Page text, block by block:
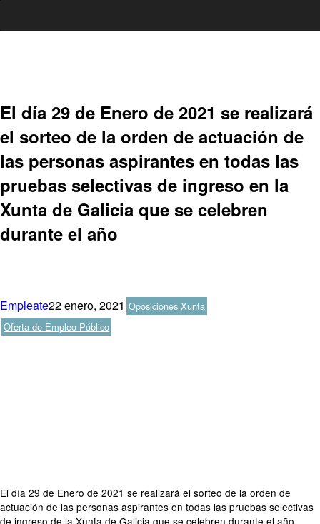
contenido
El día 29 de Enero de 2021 se realizará
el sorteo de la orden de actuación de
las personas aspirantes en todas las
pruebas selectivas de ingreso en la
Xunta de Galicia que se celebren
durante el año
Autor
EmpleatePublicado
el
22 enero, 2021 Categorías
Oposiciones Xunta
Oferta de Empleo Público
El día 29 de Enero de 2021 se realizará el sorteo de la orden de
actuación de las personas aspirantes en todas las pruebas selectivas
de ingreso de la Xunta de Galicia que se celebren durante el año.